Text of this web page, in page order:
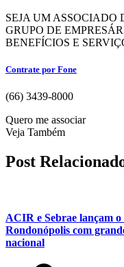
SEJA UM ASSOCIADO
GRUPO DE
BENEFÍCIOS E
Contrate por Fone
(66) 3439-8000
Quero me associar
Veja Também
Post
ACIR e Sebrae lançam
Rondonópolis com
nacional